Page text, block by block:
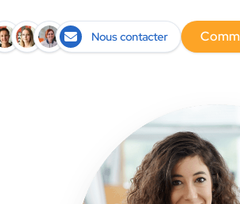
Nous contacter